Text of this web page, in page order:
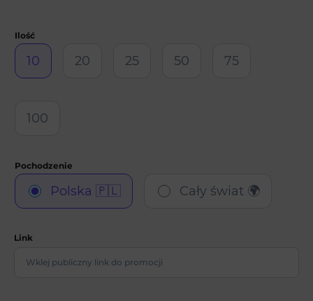
Link
10 20 25 50 75
100
Polska 🇵🇱 Cały świat 🌍